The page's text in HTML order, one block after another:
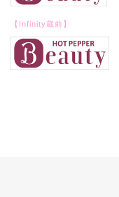
【Infinity蔵前】